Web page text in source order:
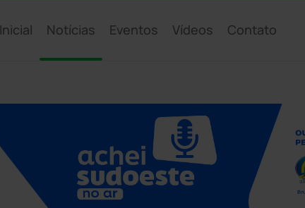
Inicial Notícias Eventos Vídeos Contato